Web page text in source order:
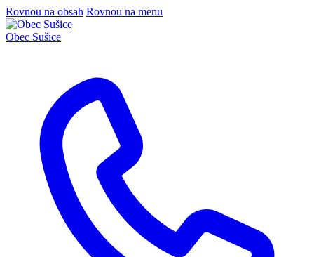
Rovnou na obsah Rovnou na menu
Obec Sušice